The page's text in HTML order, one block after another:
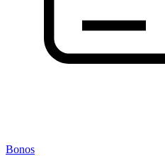
Bonos